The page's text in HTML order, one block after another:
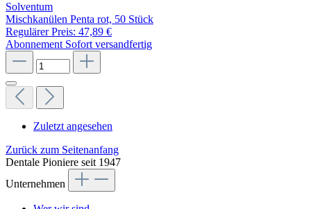
Solventum
Mischkanülen Penta rot, 50 Stück
Regulärer Preis: 47,89 €
Abonnement Sofort versandfertig
Zuletzt angesehen
Zurück zum Seitenanfang
Dentale Pioniere seit 1947
Unternehmen